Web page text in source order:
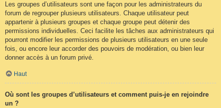
Les groupes d’utilisateurs sont une façon pour les administrateurs du
forum de regrouper plusieurs utilisateurs. Chaque utilisateur peut
appartenir à plusieurs groupes et chaque groupe peut détenir des
permissions individuelles. Ceci facilite les tâches aux administrateurs qui
pourront modifier les permissions de plusieurs utilisateurs en une seule
fois, ou encore leur accorder des pouvoirs de modération, ou bien leur
donner accès à un forum privé.
Haut
Où sont les groupes d’utilisateurs et comment puis-je en rejoindre
un ?